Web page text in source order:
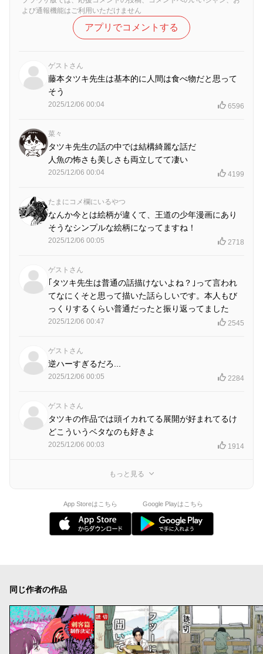
よび通報機能はご利用いただけません
アプリでコメントする
ゲストさん
藤本タツキ先生は基本的に人間は食べ物だと思って
そう
2025/12/06 00:04 6596
菜々
タツキ先生の話の中では結構綺麗な話だ
人魚の怖さも美しさも両立してて凄い
2025/12/06 00:04 4199
たまにコメ欄にいるやつ
なんか今とは絵柄が違くて、王道の少年漫画にあり
そうなシンプルな絵柄になってますね！
2025/12/06 00:05 2718
ゲストさん
｢タツキ先生は普通の話描けないよね？｣って言われ
てなにくそと思って描いた話らしいです。本人もび
っくりするくらい普通だったと振り返ってました
2025/12/06 00:47 2545
ゲストさん
逆ハーすぎるだろ...
2025/12/06 00:05 2284
ゲストさん
タツキの作品では頭イカれてる展開が好まれてるけ
どこういうベタなのも好きよ
2025/12/06 00:03 1914
もっと見る
App Storeはこちら Google Playはこちら
同じ作者の作品